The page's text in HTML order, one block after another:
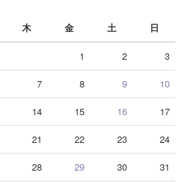
木 金 土 日
1 2 3
7 8 9 10
14 15 16 17
21 22 23 24
28 29 30 31